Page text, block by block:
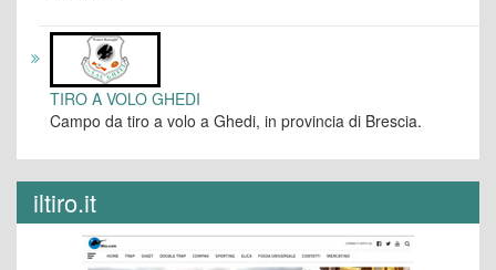
TIRO A VOLO GHEDI
Campo da tiro a volo a Ghedi, in provincia di Brescia.
iltiro.it